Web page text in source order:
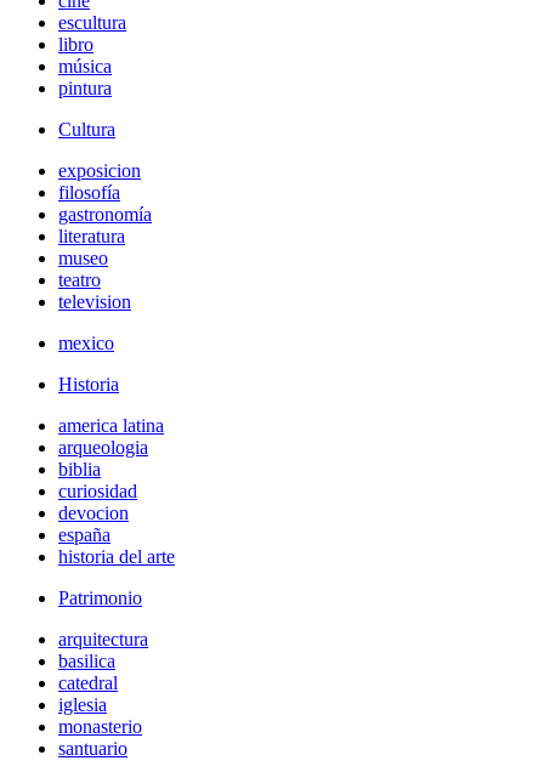
escultura
libro
música
pintura
Cultura
exposicion
filosofía
gastronomía
literatura
museo
teatro
television
mexico
Historia
america latina
arqueologia
biblia
curiosidad
devocion
españa
historia del arte
Patrimonio
arquitectura
basilica
catedral
iglesia
monasterio
santuario